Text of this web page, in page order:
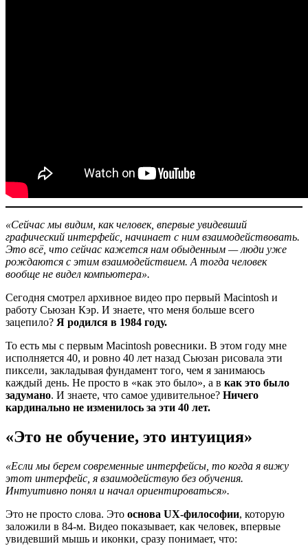
«Сейчас мы видим, как человек, впервые увидевший
графический интерфейс, начинает с ним взаимодействовать.
Это всё, что сейчас кажется нам обыденным — люди уже
рождаются с этим взаимодействием. А тогда человек
вообще не видел компьютера».
Сегодня смотрел архивное видео про первый Macintosh и
работу Сьюзан Кэр. И знаете, что меня больше всего
зацепило? Я родился в 1984 году.
То есть мы с первым Macintosh ровесники. В этом году мне
исполняется 40, и ровно 40 лет назад Сьюзан рисовала эти
пиксели, закладывая фундамент того, чем я занимаюсь
каждый день. Не просто в «как это было», а в как это было
задумано. И знаете, что самое удивительное? Ничего
кардинально не изменилось за эти 40 лет.
«Это не обучение, это интуиция»
«Если мы берем современные интерфейсы, то когда я вижу
этот интерфейс, я взаимодействую без обучения.
Интуитивно понял и начал ориентироваться».
Это не просто слова. Это основа UX-философии, которую
заложили в 84-м. Видео показывает, как человек, впервые
увидевший мышь и иконки, сразу понимает, что: